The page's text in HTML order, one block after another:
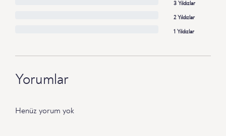
3 Yıldızlar
2 Yıldızlar
1 Yıldızlar
Yorumlar
Henüz yorum yok